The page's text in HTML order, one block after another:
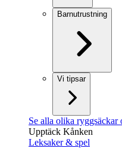
Barnutrustning
Vi tipsar
Se alla olika
Upptäck Kånken
Leksaker & spel